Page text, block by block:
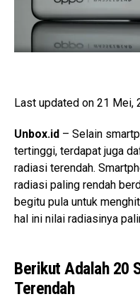
Last updated on 21 Mei,
Unbox.id – Selain
tertinggi, terdapat juga
radiasi terendah.
radiasi paling rendah
begitu pula untuk
hal ini nilai radiasinya
Berikut Adalah 20
Terendah